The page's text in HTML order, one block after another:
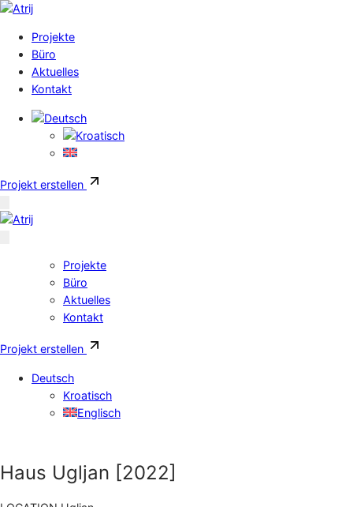
Skip to content
Projekte
Büro
Aktuelles
Kontakt
Projekt erstellen
Projekte
Büro
Aktuelles
Kontakt
Projekt erstellen
Deutsch
Kroatisch
Englisch
Haus Ugljan [2022]